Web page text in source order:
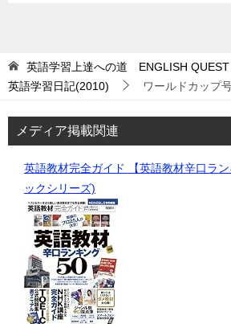
英語学習上達への道 ENGLISH QUEST
英語学習日記(2010)
ワールドカップ
メディア掲載関連
英語教材完全ガイド 【英語教材辛口ラ
ックシリーズ)